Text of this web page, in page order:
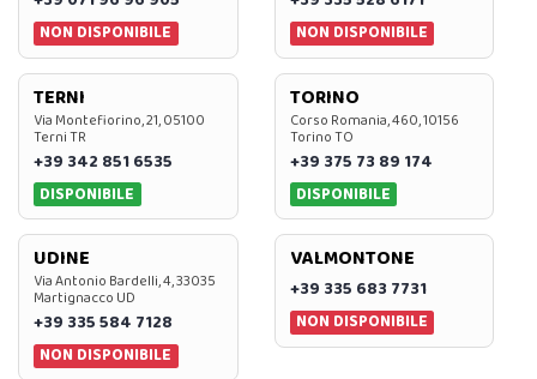
NON DISPONIBILE
NON DISPONIBILE
TERNI
Via Montefiorino, 21, 05100
Terni TR
+39 342 851 6535
DISPONIBILE
TORINO
Corso Romania, 460, 10156
Torino TO
+39 375 73 89 174
DISPONIBILE
UDINE
Via Antonio Bardelli, 4, 33035
Martignacco UD
+39 335 584 7128
NON DISPONIBILE
VALMONTONE
+39 335 683 7731
NON DISPONIBILE